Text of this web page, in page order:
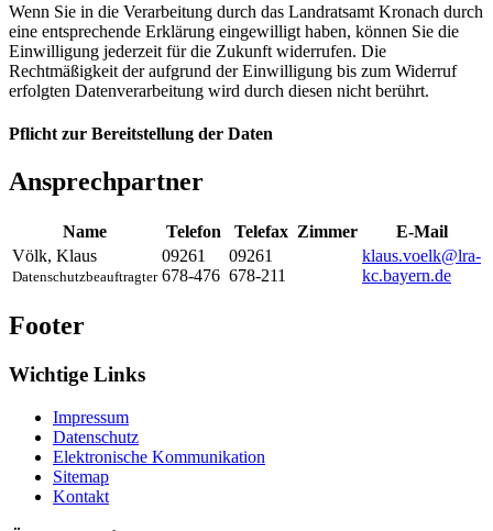
Wenn Sie in die Verarbeitung durch das Landratsamt Kronach durch
eine entsprechende Erklärung eingewilligt haben, können Sie die
Einwilligung jederzeit für die Zukunft widerrufen. Die
Rechtmäßigkeit der aufgrund der Einwilligung bis zum Widerruf
erfolgten Datenverarbeitung wird durch diesen nicht berührt.
Pflicht zur Bereitstellung der Daten
Ansprechpartner
Name Telefon Telefax Zimmer
E-Mail
Völk, Klaus
Datenschutzbeauftragter
09261
678-476
09261
678-211
klaus.voelk@lra-
kc.bayern.de
Footer
Wichtige Links
Impressum
Datenschutz
Elektronische Kommunikation
Sitemap
Kontakt